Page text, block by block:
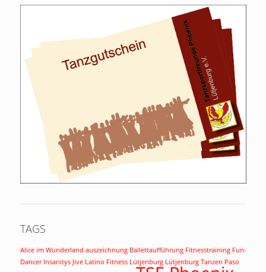
TAGS
Alice im Wunderland auszeichnung Ballettaufführung Fitnesstraining Fun-
Dancer Insanitys Jive Latino Fitness Lütjenburg Lütjenburg Tanzen Paso